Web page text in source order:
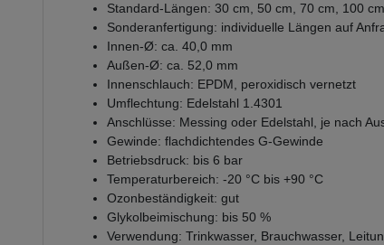
Standard-Längen: 30 cm, 50 cm, 70 cm, 100
Sonderanfertigung: individuelle Längen auf
Innen-Ø: ca. 40,0 mm
Außen-Ø: ca. 52,0 mm
Innenschlauch: EPDM, peroxidisch vernetzt
Umflechtung: Edelstahl 1.4301
Anschlüsse: Messing oder Edelstahl, je nach
Gewinde: flachdichtendes G-Gewinde
Betriebsdruck: bis 6 bar
Temperaturbereich: -20 °C bis +90 °C
Ozonbeständigkeit: gut
Glykolbeimischung: bis 50 %
Verwendung: Trinkwasser, Brauchwasser,